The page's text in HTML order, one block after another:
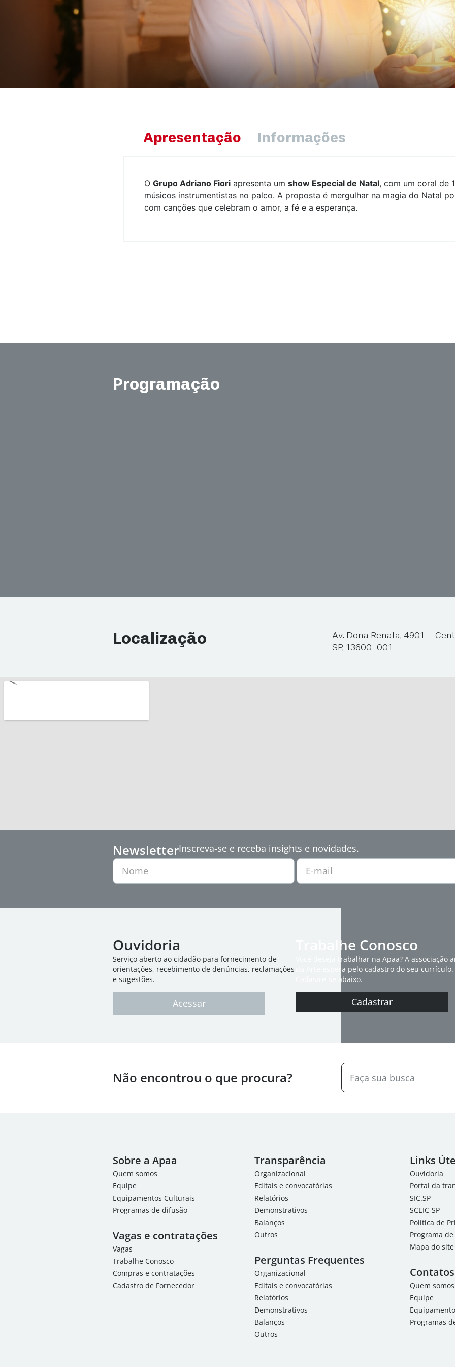
Apresentação Informações
O Grupo Adriano Fiori apresenta um show Especial de Natal, com um coral de
músicos instrumentistas no palco. A proposta é mergulhar na magia do Natal
com canções que celebram o amor, a fé e a esperança.
Programação
Localização
Av. Dona Renata, 4901 –
SP, 13600-001
NewsletterInscreva-se e receba insights e novidades.
Nome
E-mail
Ouvidoria
Serviço aberto ao cidadão para fornecimento de
orientações, recebimento de denúncias, reclamações
e sugestões.
Acessar
Trabalhe Conosco
Você deseja trabalhar na Apaa? A associação
da Arte espera pelo cadastro do seu currículo.
Cadastre-se abaixo.
Cadastrar
Não encontrou o que procura?
Sobre a Apaa
Quem somos
Equipe
Equipamentos Culturais
Programas de difusão
Vagas e contratações
Vagas
Trabalhe Conosco
Compras e contratações
Cadastro de Fornecedor
Transparência
Organizacional
Editais e convocatórias
Relatórios
Demonstrativos
Balanços
Outros
Perguntas Frequentes
Organizacional
Editais e convocatórias
Relatórios
Demonstrativos
Balanços
Outros
Links
Ouvidoria
Portal da
SIC.SP
SCEIC-SP
Política de
Programa
Mapa do site
Contatos
Quem somos
Equipe
Programas